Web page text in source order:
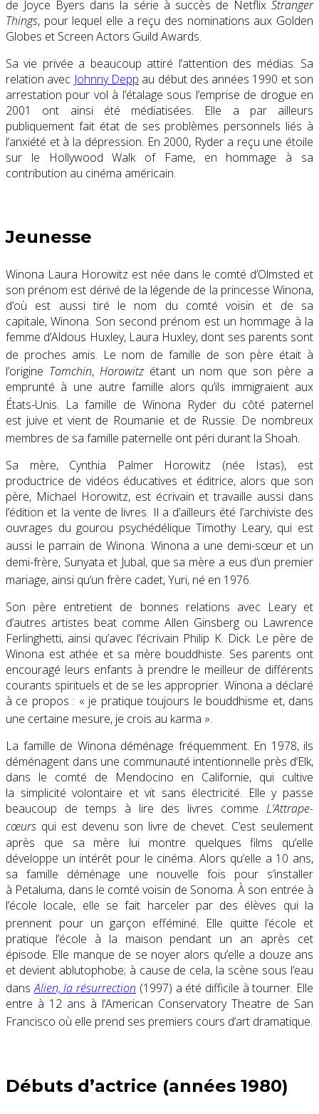
de Joyce Byers dans la série à succès de Netflix Stranger
Things, pour lequel elle a reçu des nominations aux Golden
Globes et Screen Actors Guild Awards.
Sa vie privée a beaucoup attiré l’attention des médias. Sa
relation avec Johnny Depp au début des années 1990 et son
arrestation pour vol à l’étalage sous l’emprise de drogue en
2001 ont ainsi été médiatisées. Elle a par ailleurs
publiquement fait état de ses problèmes personnels liés à
l’anxiété et à la dépression. En 2000, Ryder a reçu une étoile
sur le Hollywood Walk of Fame, en hommage à sa
contribution au cinéma américain.
Jeunesse
Winona Laura Horowitz est née dans le comté d’Olmsted et
son prénom est dérivé de la légende de la princesse Winona,
d’où est aussi tiré le nom du comté voisin et de sa
capitale, Winona. Son second prénom est un hommage à la
femme d’Aldous Huxley, Laura Huxley, dont ses parents sont
de proches amis. Le nom de famille de son père était à
l’origine Tomchin, Horowitzétant un nom que son père a
emprunté à une autre famille alors qu’ils immigraient aux
États-Unis. La famille de Winona Ryder du côté paternel
est juive et vient de Roumanie et de Russie. De nombreux
membres de sa famille paternelle ont péri durant la Shoah.
Sa mère, Cynthia Palmer Horowitz (née Istas), est
productrice de vidéos éducatives et éditrice, alors que son
père, Michael Horowitz, est écrivain et travaille aussi dans
l’édition et la vente de livres. Il a d’ailleurs été l’archiviste des
ouvrages du gourou psychédélique Timothy Leary, qui est
aussi le parrain de Winona. Winona a une demi-sœur et un
demi-frère, Sunyata et Jubal, que sa mère a eus d’un premier
mariage, ainsi qu’un frère cadet, Yuri, né en 1976.
Son père entretient de bonnes relations avec Leary et
d’autres artistes beat comme Allen Ginsberg ou Lawrence
Ferlinghetti, ainsi qu’avec l’écrivain Philip K. Dick. Le père de
Winona est athée et sa mère bouddhiste. Ses parents ont
encouragé leurs enfants à prendre le meilleur de différents
courants spirituels et de se les approprier. Winona a déclaré
à ce propos : « je pratique toujours le bouddhisme et, dans
une certaine mesure, je crois au karma ».
La famille de Winona déménage fréquemment. En 1978, ils
déménagent dans une communauté intentionnelle près d’Elk,
dans le comté de Mendocino en Californie, qui cultive
la simplicité volontaire et vit sans électricité. Elle y passe
beaucoup de temps à lire des livres comme L’Attrape-
cœurs qui est devenu son livre de chevet. C’est seulement
après que sa mère lui montre quelques films qu’elle
développe un intérêt pour le cinéma. Alors qu’elle a 10 ans,
sa famille déménage une nouvelle fois pour s’installer
à Petaluma, dans le comté voisin de Sonoma. À son entrée à
l’école locale, elle se fait harceler par des élèves qui la
prennent pour un garçon efféminé. Elle quitte l’école et
pratique l’école à la maison pendant un an après cet
épisode. Elle manque de se noyer alors qu’elle a douze ans
et devient ablutophobe; à cause de cela, la scène sous l’eau
dansAlien, la résurrection (1997) a été difficile à tourner. Elle
entre à 12 ans à l’American Conservatory Theatre de San
Francisco où elle prend ses premiers cours d’art dramatique.
Débuts d’actrice (années 1980)